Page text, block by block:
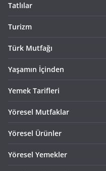
Tatlılar
Turizm
Türk Mutfağı
Yaşamın İçinden
Yemek Tarifleri
Yöresel Mutfaklar
Yöresel Ürünler
Yöresel Yemekler